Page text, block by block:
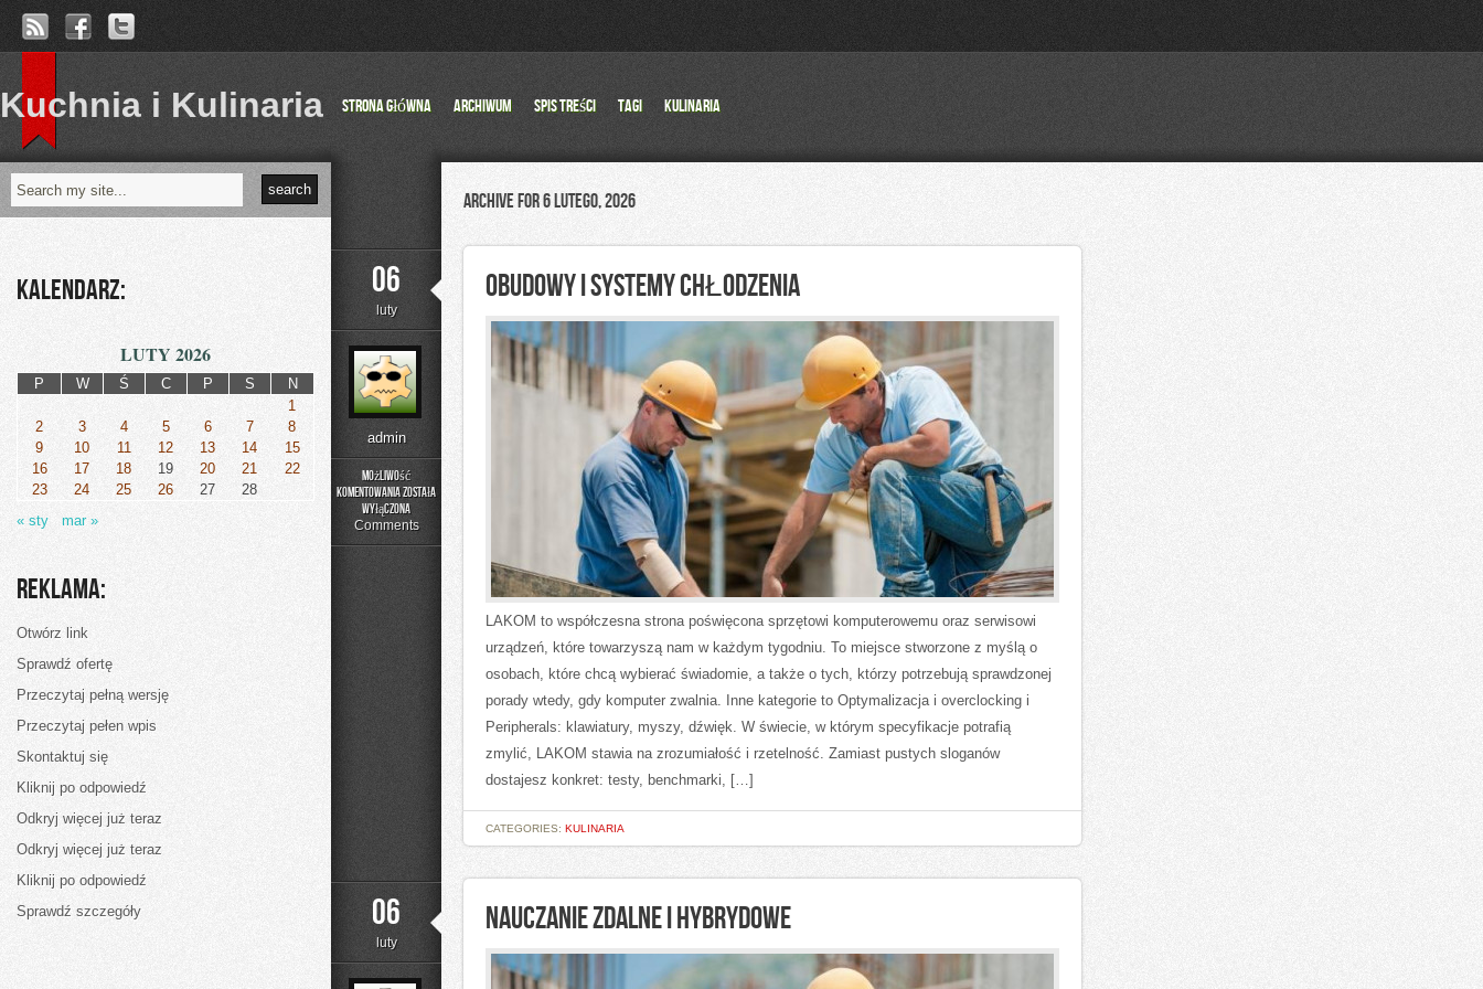
Kuchnia i Kulinaria Strona główna Archiwum Spis Treści Tagi Kulinaria
Archive for 6 lutego, 2026
06
luty
admin
Możliwość
komentowania
Obudowy
systemy
została
wyłączona
Comments
OBUDOWY I SYSTEMY CHŁODZENIA
LAKOM to współczesna strona poświęcona sprzętowi komputerowemu oraz serwisowi
urządzeń, które towarzyszą nam w każdym tygodniu. To miejsce stworzone z myślą o
osobach, które chcą wybierać świadomie, a także o tych, którzy potrzebują sprawdzonej
porady wtedy, gdy komputer zwalnia. Inne kategorie to Optymalizacja i overclocking i
Peripherals: klawiatury, myszy, dźwięk. W świecie, w którym specyfikacje potrafią
zmylić, LAKOM stawia na zrozumiałość i rzetelność. Zamiast pustych sloganów
dostajesz konkret: testy, benchmarki, […]
CATEGORIES: KULINARIA
06
luty
NAUCZANIE ZDALNE I HYBRYDOWE
Kalendarz:
LUTY 2026
P W Ś C P S
N
1
2
3 4 5 6 7
8
9
10 11 12 13 14
15
16
17 18 19 20 21
22
23
24 25 26 27
28
« sty
mar »
Reklama:
Otwórz link
Sprawdź ofertę
Przeczytaj pełną wersję
Przeczytaj pełen wpis
Skontaktuj się
Kliknij po odpowiedź
Odkryj więcej już teraz
Odkryj więcej już teraz
Kliknij po odpowiedź
Sprawdź szczegóły